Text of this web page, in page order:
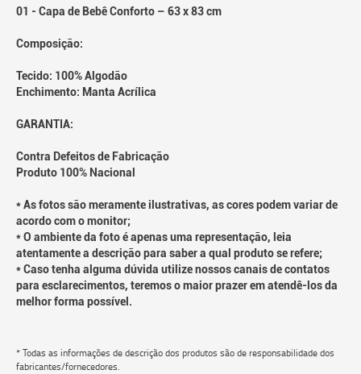
01 - Capa de Bebê Conforto – 63 x 83 cm
Composição:
Tecido: 100% Algodão
Enchimento: Manta Acrílica
GARANTIA:
Contra Defeitos de Fabricação
Produto 100% Nacional
* As fotos são meramente ilustrativas, as cores podem variar de
acordo com o monitor;
* O ambiente da foto é apenas uma representação, leia
atentamente a descrição para saber a qual produto se refere;
* Caso tenha alguma dúvida utilize nossos canais de contatos
para esclarecimentos, teremos o maior prazer em atendê-los da
melhor forma possível.
* Todas as informações de descrição dos produtos são de responsabilidade dos
fabricantes/fornecedores.